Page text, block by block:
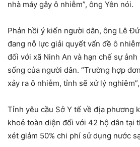
nhà máy gây ô nhiễm”, ông Yên nói.
Phản hồi ý kiến người dân, ông Lê
đang nỗ lực giải quyết vấn đề ô
đối với xã Ninh An và hạn chế sự
sống của người dân. “Trường hợp
xảy ra ô nhiễm, tỉnh sẽ xử lý
Tỉnh yêu cầu Sở Y tế về địa phương
khoẻ toàn diện đối với 42 hộ dân tại
xét giảm 50% chi phí sử dụng nước